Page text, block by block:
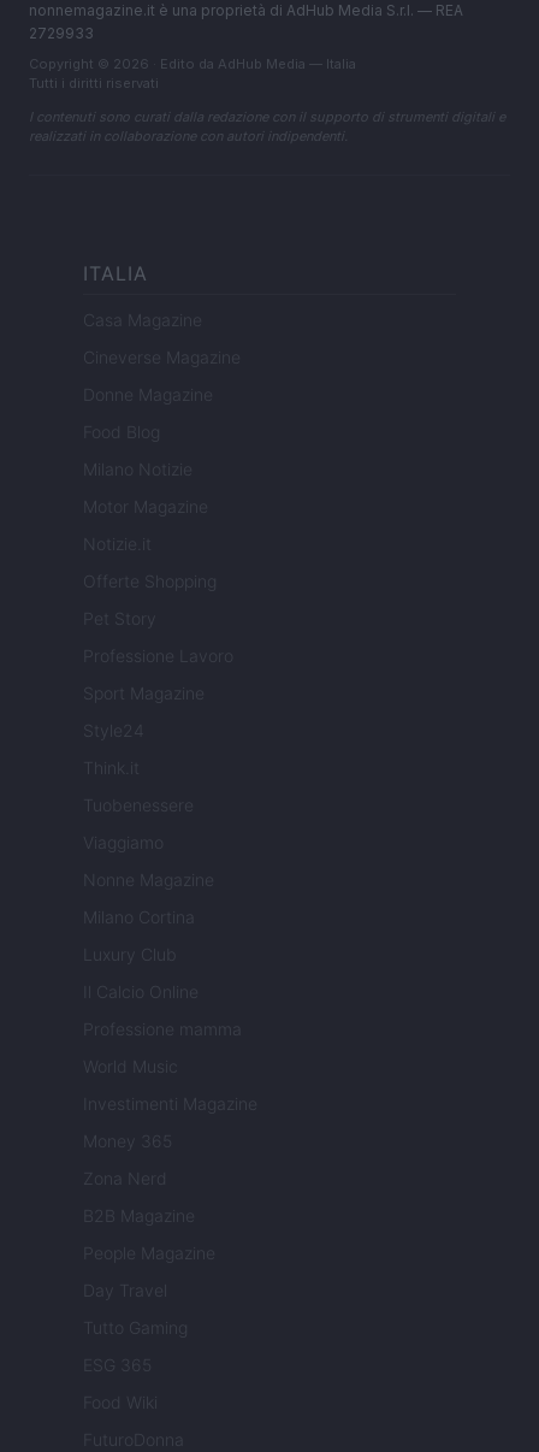
nonnemagazine.it è una proprietà di AdHub Media S.r.l. — REA
2729933
Copyright © 2026 · Edito da AdHub Media — Italia
Tutti i diritti riservati
I contenuti sono curati dalla redazione con il supporto di strumenti digitali e
realizzati in collaborazione con autori indipendenti.
ITALIA
Casa Magazine
Cineverse Magazine
Donne Magazine
Food Blog
Milano Notizie
Motor Magazine
Notizie.it
Offerte Shopping
Professione Lavoro
Sport Magazine
Style24
Think.it
Tuobenessere
Viaggiamo
Nonne Magazine
Milano Cortina
Luxury Club
Il Calcio Online
Professione mamma
World Music
Investimenti Magazine
Money 365
Zona Nerd
B2B Magazine
People Magazine
Day Travel
Tutto Gaming
ESG 365
Food Wiki
FuturoDonna